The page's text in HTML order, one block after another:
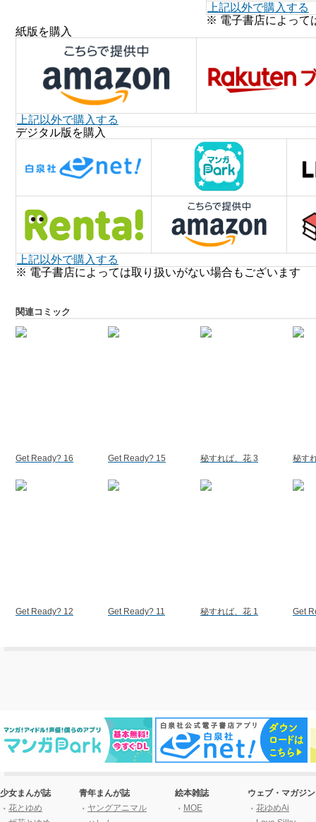
上記以外で購入する
※ 電子書店によって
紙版を購入
上記以外で購入する
デジタル版を購入
上記以外で購入する
※ 電子書店によっては取り扱いがない場合もございます
関連コミック
Get Ready? 16 Get Ready? 15 秘すれば、花 3 秘す
Get Ready? 12 Get Ready? 11 秘すれば、花 1 Get
少女まんが誌
花とゆめ
青年まんが誌
ヤングアニマル
絵本雑誌
MOE
ウェブ・マガジン
花ゆめAi